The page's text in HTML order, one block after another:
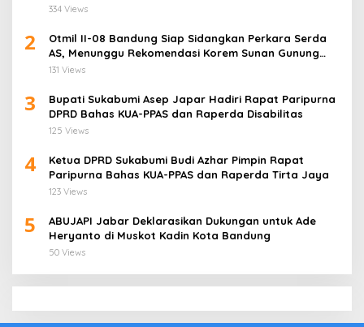
334 Views
2
Otmil II-08 Bandung Siap Sidangkan Perkara Serda
AS, Menunggu Rekomendasi Korem Sunan Gunung
Jati Cirebon
131 Views
3
Bupati Sukabumi Asep Japar Hadiri Rapat Paripurna
DPRD Bahas KUA-PPAS dan Raperda Disabilitas
125 Views
4
Ketua DPRD Sukabumi Budi Azhar Pimpin Rapat
Paripurna Bahas KUA-PPAS dan Raperda Tirta Jaya
123 Views
5
ABUJAPI Jabar Deklarasikan Dukungan untuk Ade
Heryanto di Muskot Kadin Kota Bandung
50 Views